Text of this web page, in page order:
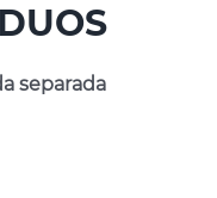
separada